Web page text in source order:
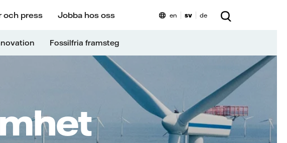
och press Jobba hos oss
Fossilfria framsteg
en sv de